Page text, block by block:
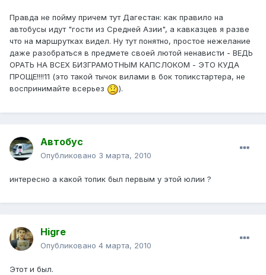
Правда не пойму причем тут Дагестан: как правило на
автобусы идут "гости из Средней Азии", а кавказцев я разве
что на маршрутках видел. Ну тут понятно, простое нежелание
даже разобраться в предмете своей лютой ненависти - ВЕДЬ
ОРАТЬ НА ВСЕХ БИЗГРАМОТНЫМ КАПСЛОКОМ - ЭТО КУДА
ПРОЩЕ!!!!11 (это такой тычок вилами в бок топикстартера, не
воспринимайте всерьез
).
Автобус
Опубликовано 3 марта, 2010
интересно а какой топик был первым у этой юлии ?
Higre
Опубликовано 4 марта, 2010
Этот и был.